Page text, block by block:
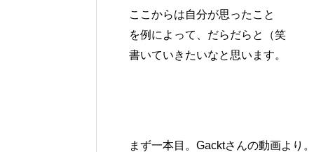
ここからは自分が思ったこと
を例によって、だらだらと（笑
書いていきたいなと思います。
まず一本目。Gacktさんの動画より。